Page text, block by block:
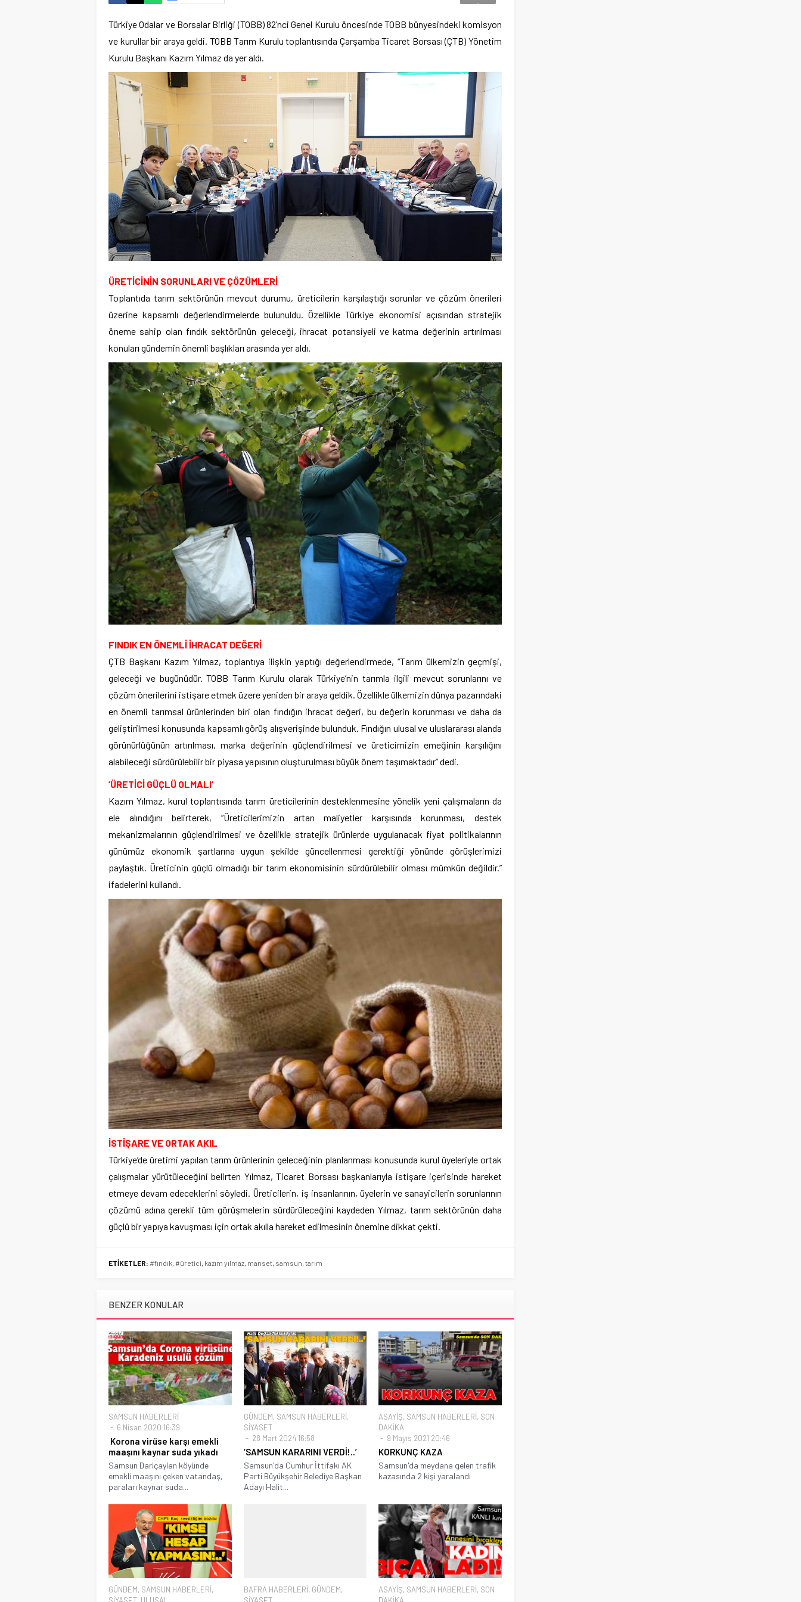
Türkiye Odalar ve Borsalar Birliği (TOBB) 82’nci Genel Kurulu öncesinde TOBB bünyesindeki komisyon
ve kurullar bir araya geldi. TOBB Tarım Kurulu toplantısında Çarşamba Ticaret Borsası (ÇTB) Yönetim
Kurulu Başkanı Kazım Yılmaz da yer aldı.
ÜRETİCİNİN SORUNLARI VE ÇÖZÜMLERİ
Toplantıda tarım sektörünün mevcut durumu, üreticilerin karşılaştığı sorunlar ve çözüm önerileri
üzerine kapsamlı değerlendirmelerde bulunuldu. Özellikle Türkiye ekonomisi açısından stratejik
öneme sahip olan fındık sektörünün geleceği, ihracat potansiyeli ve katma değerinin artırılması
konuları gündemin önemli başlıkları arasında yer aldı.
FINDIK EN ÖNEMLİ İHRACAT DEĞERİ
ÇTB Başkanı Kazım Yılmaz, toplantıya ilişkin yaptığı değerlendirmede, “Tarım ülkemizin geçmişi,
geleceği ve bugünüdür. TOBB Tarım Kurulu olarak Türkiye’nin tarımla ilgili mevcut sorunlarını ve
çözüm önerilerini istişare etmek üzere yeniden bir araya geldik. Özellikle ülkemizin dünya pazarındaki
en önemli tarımsal ürünlerinden biri olan fındığın ihracat değeri, bu değerin korunması ve daha da
geliştirilmesi konusunda kapsamlı görüş alışverişinde bulunduk. Fındığın ulusal ve uluslararası alanda
görünürlüğünün artırılması, marka değerinin güçlendirilmesi ve üreticimizin emeğinin karşılığını
alabileceği sürdürülebilir bir piyasa yapısının oluşturulması büyük önem taşımaktadır” dedi.
‘ÜRETİCİ GÜÇLÜ OLMALI’
Kazım Yılmaz, kurul toplantısında tarım üreticilerinin desteklenmesine yönelik yeni çalışmaların da
ele alındığını belirterek, “Üreticilerimizin artan maliyetler karşısında korunması, destek
mekanizmalarının güçlendirilmesi ve özellikle stratejik ürünlerde uygulanacak fiyat politikalarının
günümüz ekonomik şartlarına uygun şekilde güncellenmesi gerektiği yönünde görüşlerimizi
paylaştık. Üreticinin güçlü olmadığı bir tarım ekonomisinin sürdürülebilir olması mümkün değildir.”
ifadelerini kullandı.
İSTİŞARE VE ORTAK AKIL
Türkiye’de üretimi yapılan tarım ürünlerinin geleceğinin planlanması konusunda kurul üyeleriyle ortak
çalışmalar yürütüleceğini belirten Yılmaz, Ticaret Borsası başkanlarıyla istişare içerisinde hareket
etmeye devam edeceklerini söyledi. Üreticilerin, iş insanlarının, üyelerin ve sanayicilerin sorunlarının
çözümü adına gerekli tüm görüşmelerin sürdürüleceğini kaydeden Yılmaz, tarım sektörünün daha
güçlü bir yapıya kavuşması için ortak akılla hareket edilmesinin önemine dikkat çekti.
ETİKETLER: #fındık, #üretici, kazım yılmaz, manset, samsun, tarım
BENZER KONULAR
SAMSUN HABERLERİ
6 Nisan 2020 16:39
Korona virüse karşı emekli
maaşını kaynar suda yıkadı
Samsun Dariçaylan köyünde
emekli maaşını çeken vatandaş,
paraları kaynar suda...
GÜNDEM, SAMSUN HABERLERİ,
SİYASET
28 Mart 2024 16:58
‘SAMSUN KARARINI VERDİ!..’
Samsun'da Cumhur İttifakı AK
Parti Büyükşehir Belediye Başkan
Adayı Halit...
ASAYİŞ, SAMSUN HABERLERİ, SON
DAKİKA
9 Mayıs 2021 20:46
KORKUNÇ KAZA
Samsun'da meydana gelen trafik
kazasında 2 kişi yaralandı
GÜNDEM, SAMSUN HABERLERİ,
BAFRA HABERLERİ, GÜNDEM,
ASAYİŞ, SAMSUN HABERLERİ, SON